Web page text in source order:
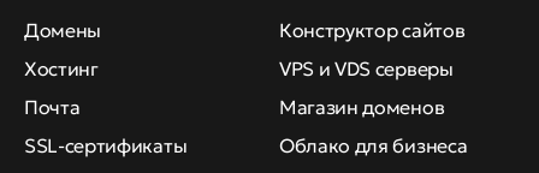
Домены
Хостинг
Почта
SSL-сертификаты
Конструктор сайтов
VPS и VDS серверы
Магазин доменов
Облако для бизнеса